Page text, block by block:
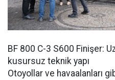
BF 800 C-3 S600 Finişer:
kusursuz teknik yapı
Otoyollar ve havaalanları